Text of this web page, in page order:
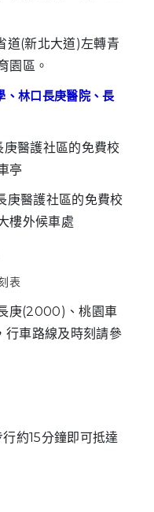
道(新北大道)左轉青
園區。
、林口長庚醫院、長
醫護社區的免費校
亭
醫護社區的免費校
樓外候車處
表
庚(2000)、桃園車
車路線及時刻請參
約15分鐘即可抵達